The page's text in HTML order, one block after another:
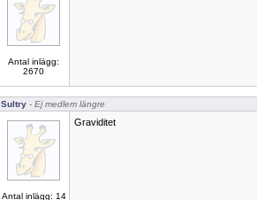
Antal inlägg:
2670
Sultry - Ej medlem längre
Antal inlägg: 14
Graviditet